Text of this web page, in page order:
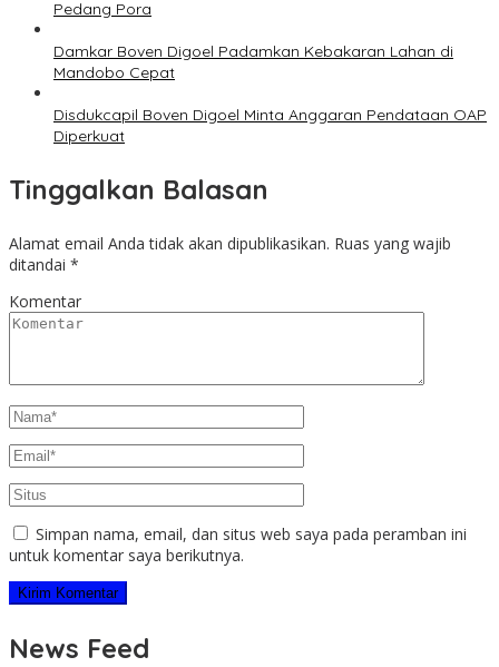
Pedang Pora
Damkar Boven Digoel Padamkan Kebakaran Lahan di
Mandobo Cepat
Disdukcapil Boven Digoel Minta Anggaran Pendataan OAP
Diperkuat
Tinggalkan Balasan
Alamat email Anda tidak akan dipublikasikan. Ruas yang wajib
ditandai *
Komentar
Simpan nama, email, dan situs web saya pada peramban ini
untuk komentar saya berikutnya.
News Feed